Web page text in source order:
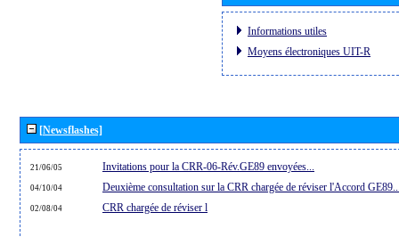
Informations utiles
Moyens électroniques UIT-R
[Newsflashes]
21/06/05 Invitations pour la CRR-06-Rév.GE89 envoyées...
04/10/04 Deuxième consultation sur la CRR chargée de réviser l'Accord
02/08/04 CRR chargée de réviser l